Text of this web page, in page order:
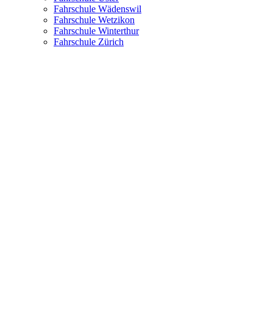
Fahrschule Wädenswil
Fahrschule Wetzikon
Fahrschule Winterthur
Fahrschule Zürich